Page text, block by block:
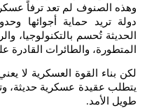
وهذه الصنوف لم تعد ترفاً
دولة تريد حماية أجوائها
الحديثة تُحسم بالتكنولوجيا،
المتطورة، والطائرات
لكن بناء القوة العسكرية لا
يتطلب عقيدة عسكرية حديثة،
طويل الأمد.